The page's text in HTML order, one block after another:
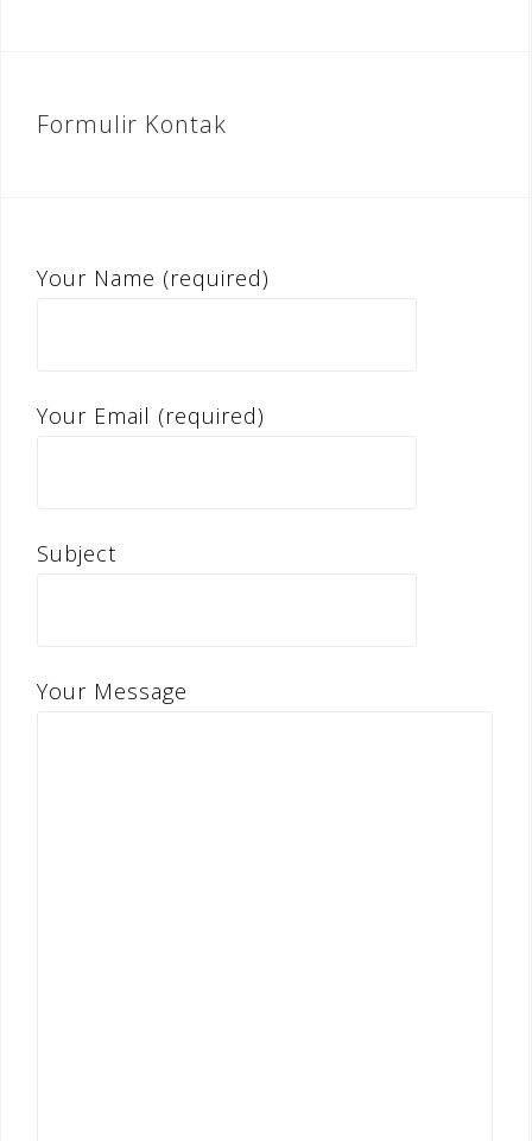
Formulir Kontak
Your Name (required)
Your Email (required)
Subject
Your Message